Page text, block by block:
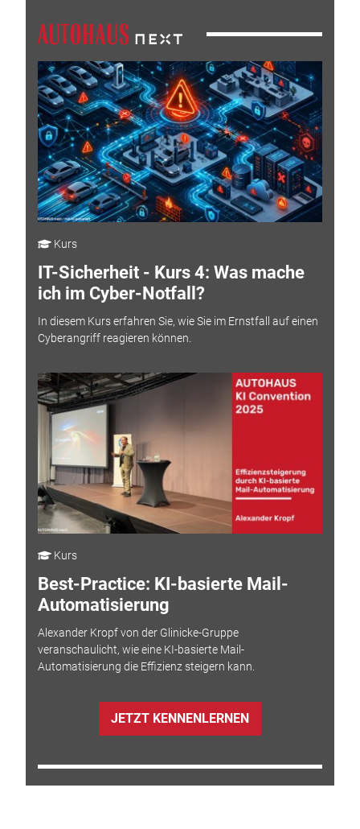
Kurs
IT-Sicherheit - Kurs 4: Was mache
ich im Cyber-Notfall?
In diesem Kurs erfahren Sie, wie Sie im Ernstfall auf einen
Cyberangriff reagieren können.
Kurs
Best-Practice: KI-basierte Mail-
Automatisierung
Alexander Kropf von der Glinicke-Gruppe
veranschaulicht, wie eine KI-basierte Mail-
Automatisierung die Effizienz steigern kann.
JETZT KENNENLERNEN